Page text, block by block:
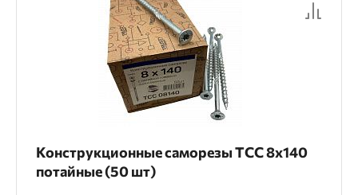
Конструкционные саморезы TCC 8х140
потайные (50 шт)